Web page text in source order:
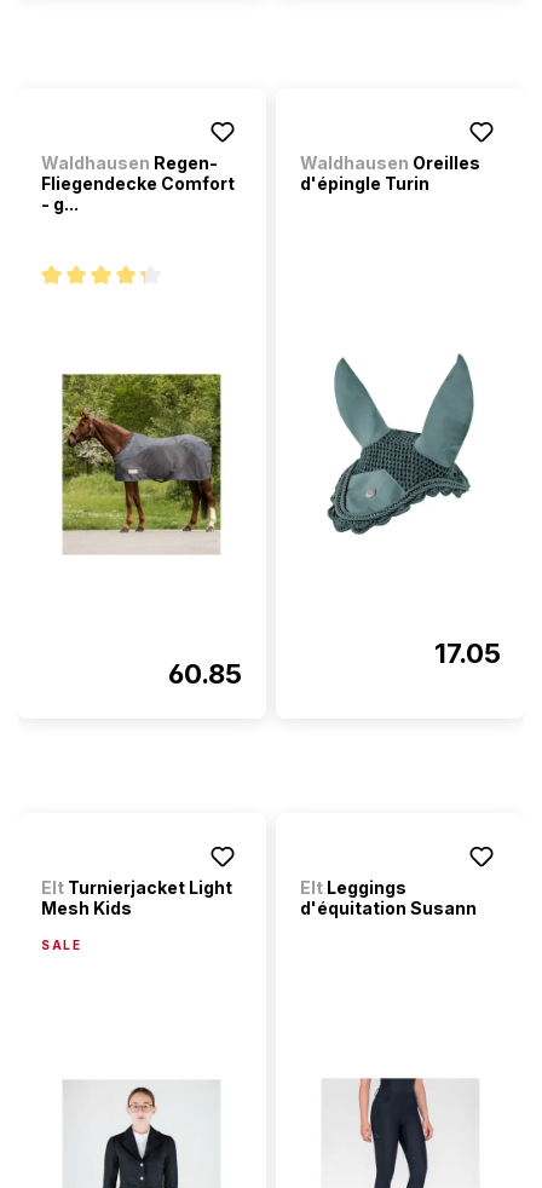
Waldhausen Regen-
Fliegendecke Comfort
- g...
60.85
Waldhausen Oreilles
d'épingle Turin
17.05
Elt Turnierjacket Light
Mesh Kids
SALE
Elt Leggings
d'équitation Susann